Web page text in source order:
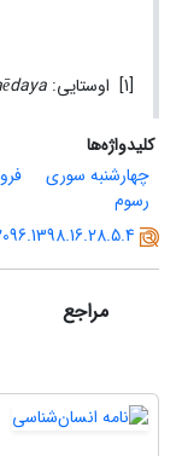
[1] اوستایی:
کلیدواژه‌ها
چهارشنبه ‌سوری
رسوم
مراجع